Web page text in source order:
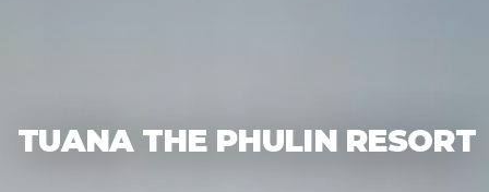
TUANA THE PHULIN RESORT